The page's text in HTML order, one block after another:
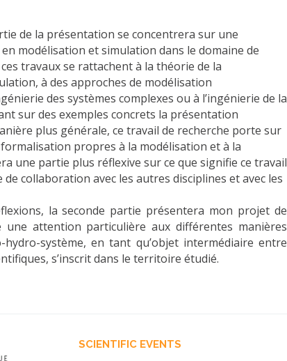
de la présentation se concentrera sur une
modélisation et simulation dans le domaine de
travaux se rattachent à la théorie de la
à des approches de modélisation
des systèmes complexes ou à l’ingénierie de la
sur des exemples concrets la présentation
plus générale, ce travail de recherche porte sur
propres à la modélisation et à la
une partie plus réflexive sur ce que signifie ce travail
collaboration avec les autres disciplines et avec les
la seconde partie présentera mon projet de
une attention particulière aux différentes manières
système, en tant qu’objet intermédiaire entre
s’inscrit dans le territoire étudié.
SCIENTIFIC EVENTS